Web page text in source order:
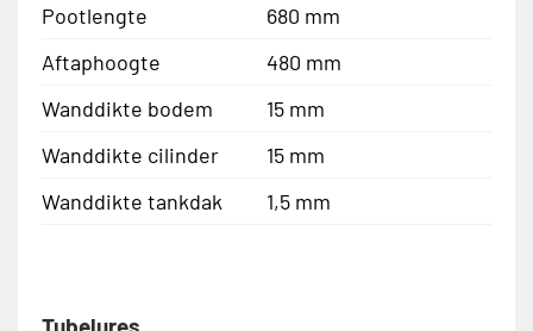
Pootlengte
680 mm
Aftaphoogte
480 mm
Wanddikte bodem
15 mm
Wanddikte cilinder
15 mm
Wanddikte tankdak
1,5 mm
Tubelures